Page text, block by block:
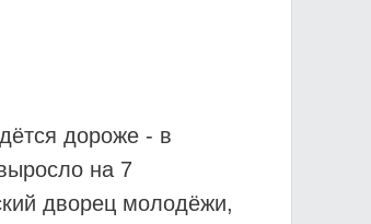
дороже - в
на 7
дворец молодёжи,